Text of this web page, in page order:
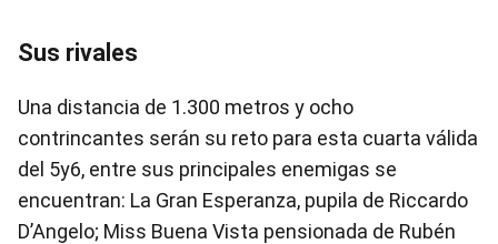
Sus rivales
Una distancia de 1.300 metros y ocho
contrincantes serán su reto para esta cuarta válida
del 5y6, entre sus principales enemigas se
encuentran: La Gran Esperanza, pupila de Riccardo
D’Angelo; Miss Buena Vista pensionada de Rubén